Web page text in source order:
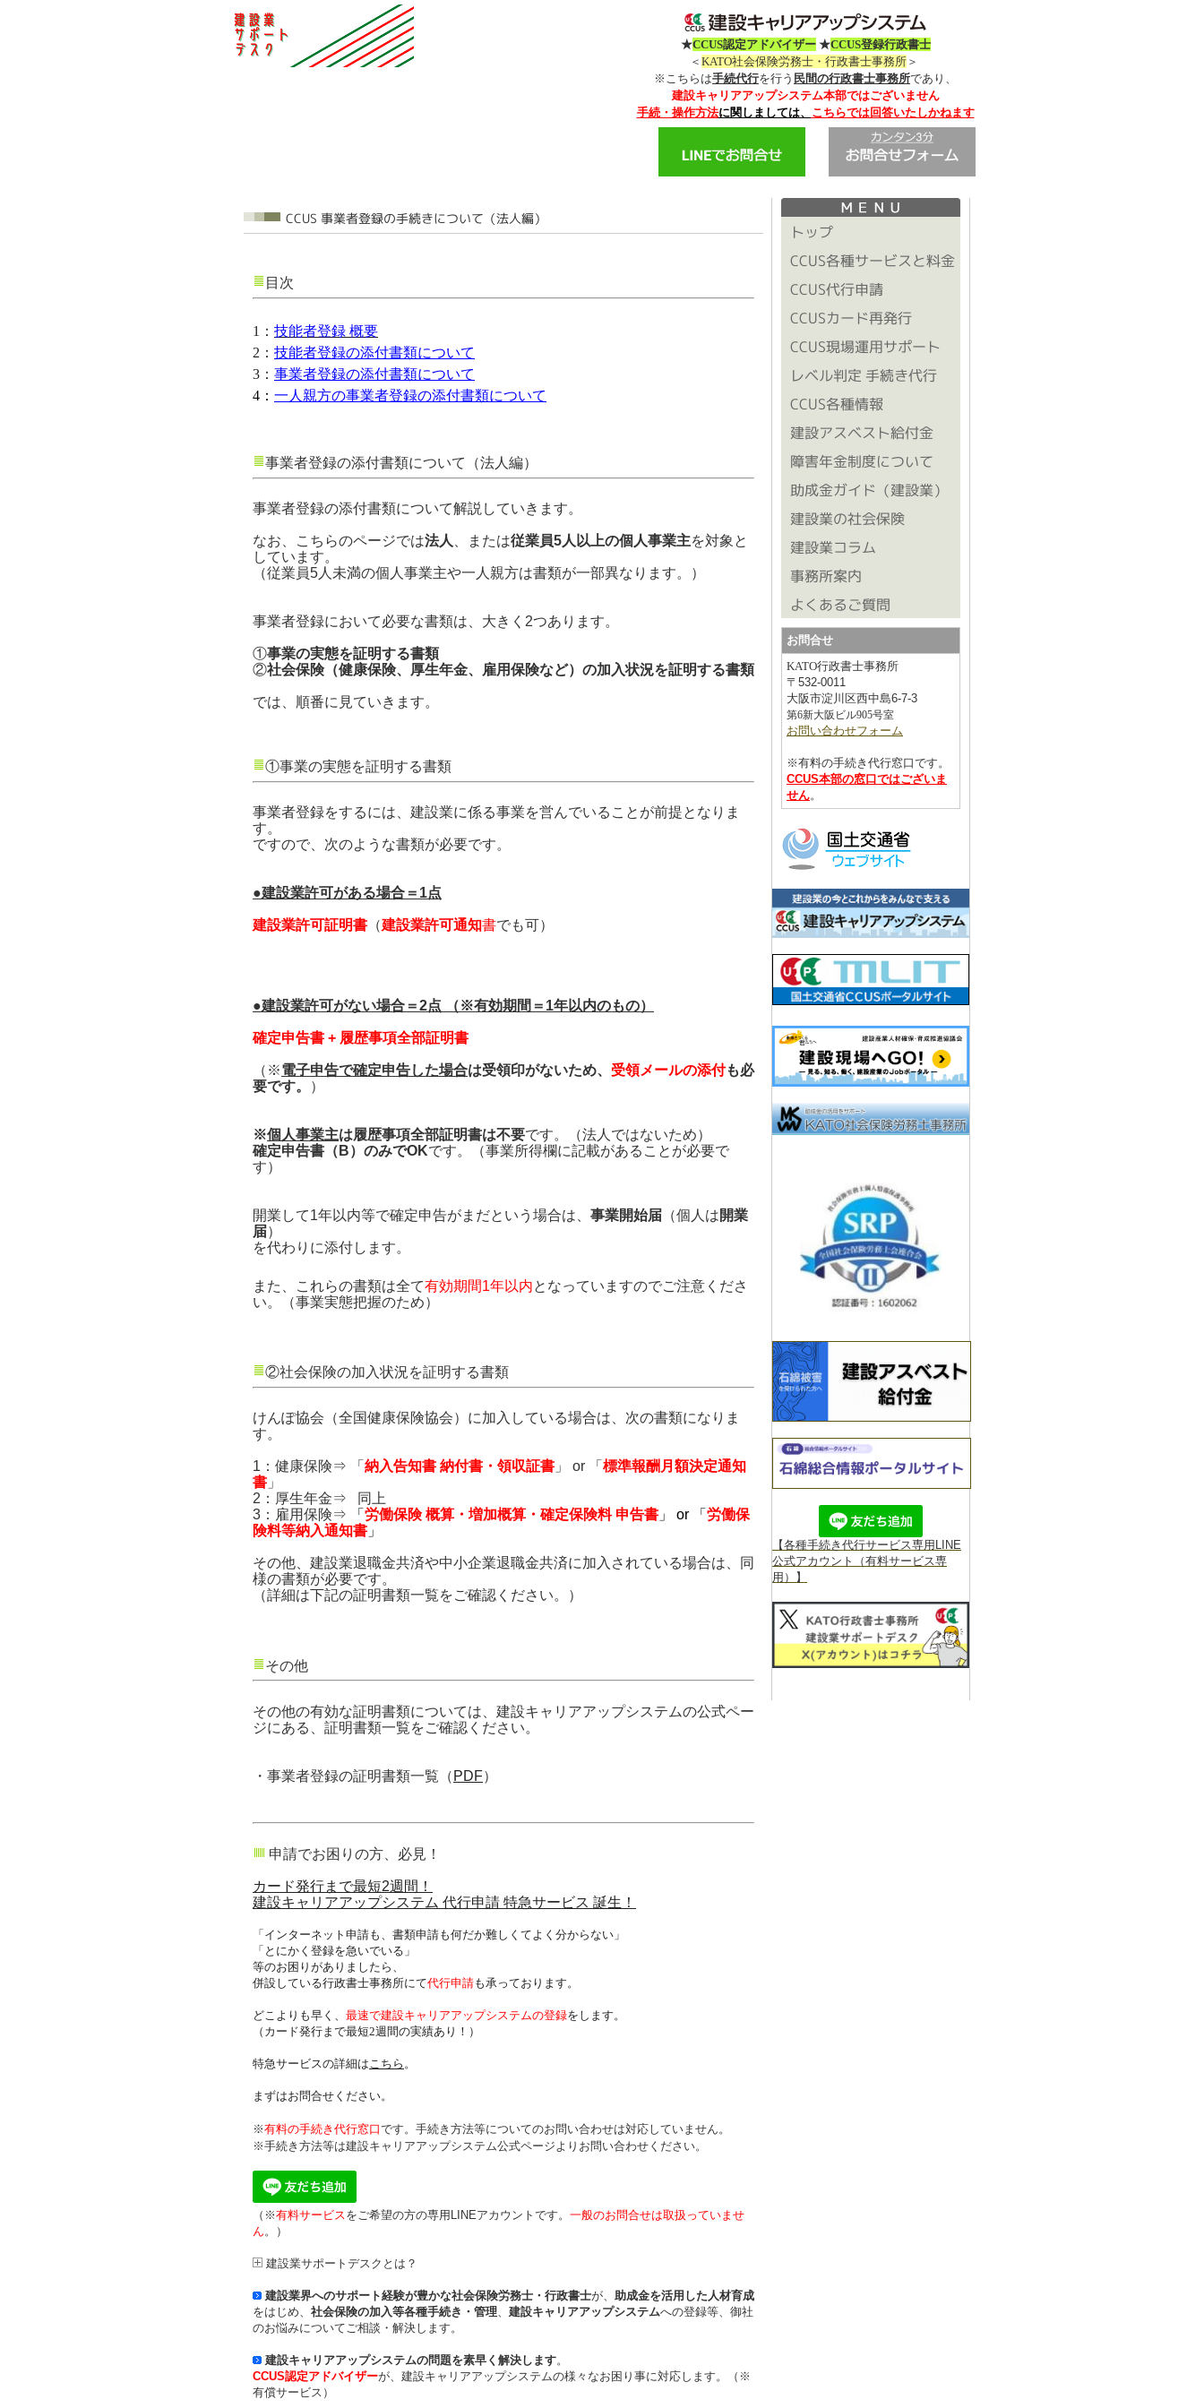
★CCUS認定アドバイザー★CCUS登録行政書士
＜ KATO社会保険労務士・行政書士事務所 ＞
※こちらは手続代行を行う 民間の行政書士事務所であり、
建設キャリアアップシステム本部ではございません
手続・操作方法に関しましては、 こちらでは回答いたしかねます
目次
1： 技能者登録 概要
2： 技能者登録の添付書類について
3： 事業者登録の添付書類について
4： 一人親方の事業者登録の添付書類について
事業者登録の添付書類について（法人編）
事業者登録の添付書類について解説していきます。
なお、こちらのページでは法人 、または従業員5人以上の個人事業主を対象と
しています。
（従業員5人未満の個人事業主や一人親方は書類が一部異なります。）
事業者登録において必要な書類は、大きく2つあります。
①事業の実態を証明する書類
②社会保険（健康保険、厚生年金、雇用保険など）の加入状況を証明する書類
では、順番に見ていきます。
①事業の実態を証明する書類
事業者登録をするには、建設業に係る事業を営んでいることが前提となりま
す。
ですので、次のような書類が必要です。
●建設業許可がある場合＝1点
建設業許可証明書 （建設業許可通知書でも可）
●建設業許可がない場合＝2点 （※有効期間＝1年以内のもの）
確定申告書 + 履歴事項全部証明書
（※電子申告で確定申告した場合は受領印がないため、 受領メールの添付も必
要です。
）
※個人事業主は履歴事項全部証明書は不要です。（法人ではないため）
確定申告書（B）のみでOKです。（事業所得欄に記載があることが必要で
す）
開業して1年以内等で確定申告がまだという場合は、 事業開始届 （個人は開業
届）
を代わりに添付します。
また、これらの書類は全て有効期間1年以内となっていますのでご注意くださ
い。（事業実態把握のため）
②社会保険の加入状況を証明する書類
けんぽ協会（全国健康保険協会）に加入している場合は、次の書類になりま
す。
1：健康保険⇒ 「 納入告知書 納付書・領収証書 」 or 「 標準報酬月額決定通知
書 」
2：厚生年金⇒ 同上
3：雇用保険⇒ 「 労働保険 概算・増加概算・確定保険料 申告書 」 or 「 労働保
険料等納入通知書 」
その他、建設業退職金共済や中小企業退職金共済に加入されている場合は、同
様の書類が必要です。
（詳細は下記の証明書類一覧をご確認ください。）
その他
その他の有効な証明書類については、建設キャリアアップシステムの公式ペー
ジにある、証明書類一覧をご確認ください。
・事業者登録の証明書類一覧（ PDF）
申請でお困りの方、必見！
カード発行まで最短2週間！
建設キャリアアップシステム 代行申請 特急サービス 誕生！
「インターネット申請も、書類申請も何だか難しくてよく分からない」
「とにかく登録を急いでいる」
等のお困りがありましたら、
併設している行政書士事務所にて代行申請も承っております。
どこよりも早く、 最速で建設キャリアアップシステムの登録をします。
（カード発行まで最短2週間の実績あり！）
特急サービスの詳細は こちら 。
まずはお問合せください。
※有料の手続き代行窓口です。手続き方法等についてのお問い合わせは対応していません。
※手続き方法等は建設キャリアアップシステム公式ページよりお問い合わせください。
（※有料サービス をご希望の方の専用LINEアカウントです。 一般のお問合せは取扱っていませ
ん 。）
建設業サポートデスクとは？
建設業界へのサポート経験が豊かな社会保険労務士・行政書士が、 助成金を活用した人材育成
をはじめ、 社会保険の加入等各種手続き・管理 建設キャリアアップシステムへの登録等、御社
のお悩みについてご相談・解決します。
建設キャリアアップシステムの問題を素早く解決します。
CCUS認定アドバイザーが、建設キャリアアップシステムの様々なお困り事に対応します。（※
有償サービス）
お問合せ
KATO行政書士事務所
〒 532-0011
大阪市淀川区西中島6-7-3
第6新大阪ビル905号室
お問い合わせフォーム
※有料の手続き代行窓口です。
CCUS本部の窓口ではございま
せん。
【各種手続き代行サービス専用LINE
公式アカウント（有料サービス専
用）】